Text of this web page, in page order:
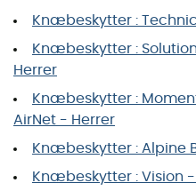
Knæbeskytter :
Knæbeskytter :
Herrer
Knæbeskytter :
AirNet - Herrer
Knæbeskytter : Alpine
Knæbeskytter : Vision -